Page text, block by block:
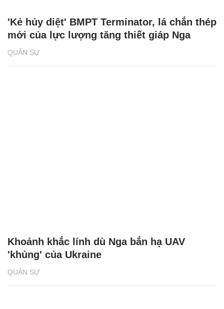
QUÂN SỰ
'Kẻ hủy diệt' BMPT Terminator, lá chắn thép
mới của lực lượng tăng thiết giáp Nga
QUÂN SỰ
Khoảnh khắc lính dù Nga bắn hạ UAV
'khủng' của Ukraine